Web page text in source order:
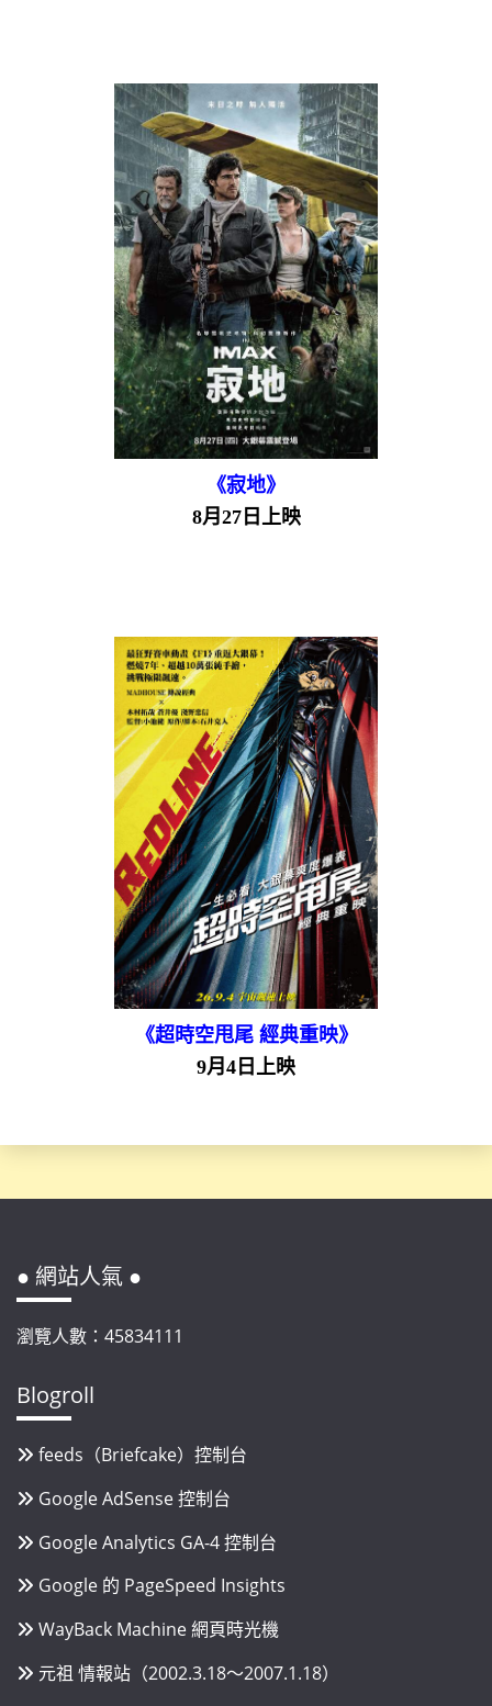
《寂地》
8月27日上映
《超時空甩尾 經典重映》
9月4日上映
● 網站人氣 ●
瀏覽人數：45834111
Blogroll
feeds（Briefcake）控制台
Google AdSense 控制台
Google Analytics GA-4 控制台
Google 的 PageSpeed Insights
WayBack Machine 網頁時光機
元祖 情報站（2002.3.18～2007.1.18）